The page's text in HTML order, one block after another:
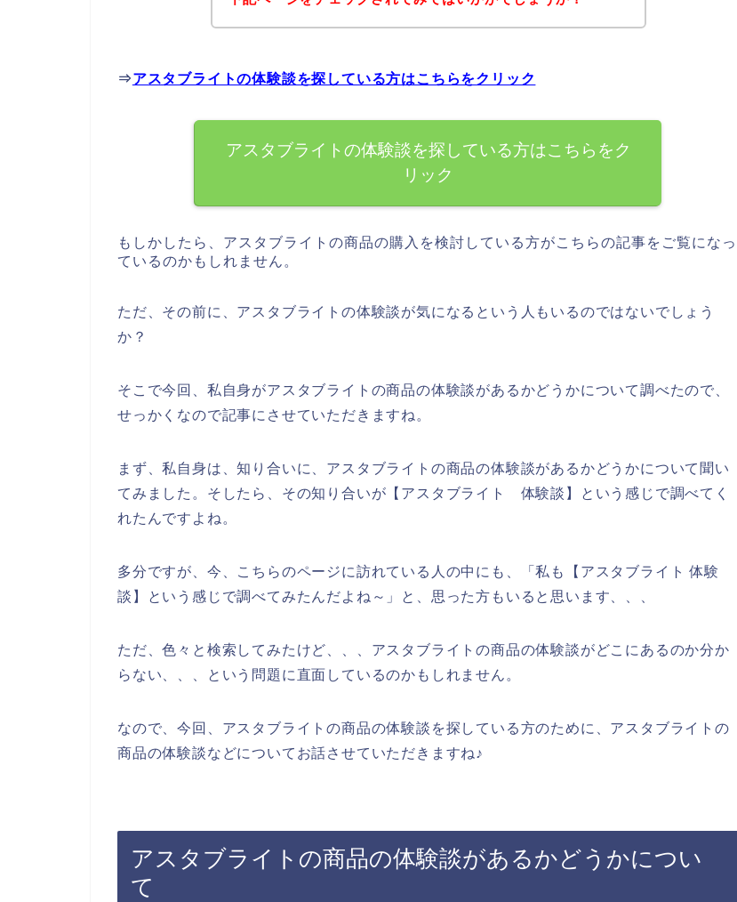
⇒アスタブライトの体験談を探している方はこちらをクリック
アスタブライトの体験談を探している方はこちらをク
リック
もしかしたら、アスタブライトの商品の購入を検討している方がこちらの記事をご覧になっ
ているのかもしれません。
ただ、その前に、アスタブライトの体験談が気になるという人もいるのではないでしょう
か？
そこで今回、私自身がアスタブライトの商品の体験談があるかどうかについて調べたので、
せっかくなので記事にさせていただきますね。
まず、私自身は、知り合いに、アスタブライトの商品の体験談があるかどうかについて聞い
てみました。そしたら、その知り合いが【アスタブライト 体験談】という感じで調べてく
れたんですよね。
多分ですが、今、こちらのページに訪れている人の中にも、「私も【アスタブライト 体験
談】という感じで調べてみたんだよね～」と、思った方もいると思います、、、
ただ、色々と検索してみたけど、、、アスタブライトの商品の体験談がどこにあるのか分か
らない、、、という問題に直面しているのかもしれません。
なので、今回、アスタブライトの商品の体験談を探している方のために、アスタブライトの
商品の体験談などについてお話させていただきますね♪
アスタブライトの商品の体験談があるかどうかについ
て